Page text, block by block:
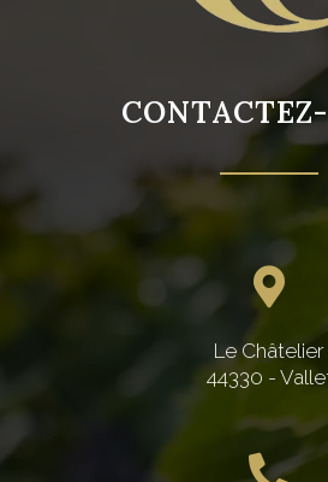
Le Châtelier
44330 -